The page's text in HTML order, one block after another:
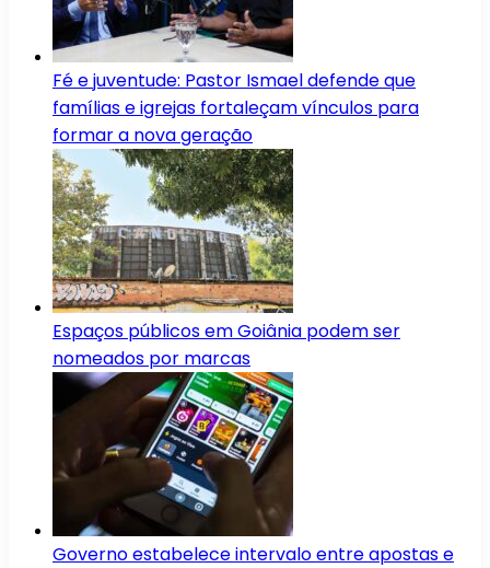
Fé e juventude: Pastor Ismael defende que
famílias e igrejas fortaleçam vínculos para
formar a nova geração
Espaços públicos em Goiânia podem ser
nomeados por marcas
Governo estabelece intervalo entre apostas e